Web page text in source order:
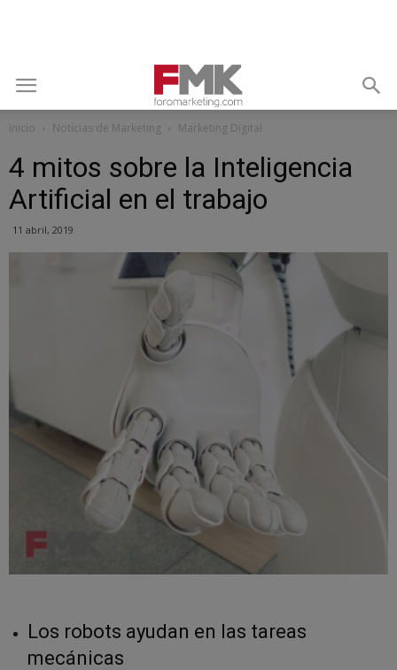
Inicio Noticias de Marketing Marketing Digital
4 mitos sobre la Inteligencia
Artificial en el trabajo
11 abril, 2019
Los robots ayudan en las tareas
mecánicas